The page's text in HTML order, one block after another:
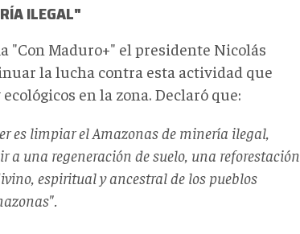
ILEGAL"
"Con Maduro+" el presidente Nicolás
la lucha contra esta actividad que
en la zona. Declaró que:
es limpiar el Amazonas de minería ilegal,
a una regeneración de suelo, una reforestación
espiritual y ancestral de los pueblos